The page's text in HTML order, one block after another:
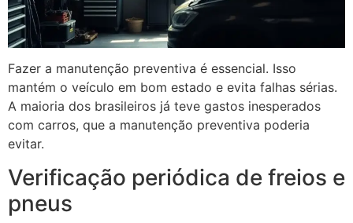
Fazer a manutenção preventiva é essencial. Isso
mantém o veículo em bom estado e evita falhas sérias.
A maioria dos brasileiros já teve gastos inesperados
com carros, que a manutenção preventiva poderia
evitar.
Verificação periódica de freios e
pneus